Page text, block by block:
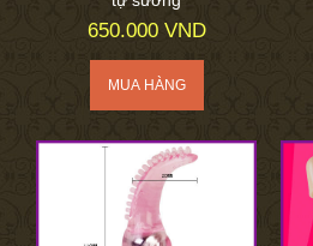
650.000 VND